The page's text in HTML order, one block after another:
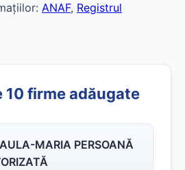
ANAF, Registrul
10 firme adăugate
MARIA PERSOANĂ